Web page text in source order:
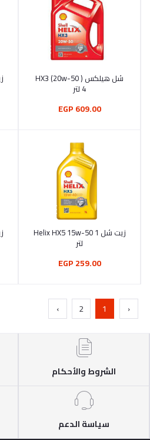
أضف إلى السلة
شل هيلكس HX3 (20w-50 )
4 لتر
609.00 EGP
أضف إلى السلة
زيت شل Helix HX5 15w-50 1
لتر
259.00 EGP
‹
1
2
›
الشروط والأحكام
سياسة الدعم